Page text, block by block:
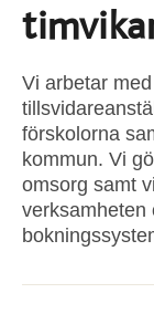
Vi arbetar
förskolorna
kommun. Vi
omsorg samt
verksamheten